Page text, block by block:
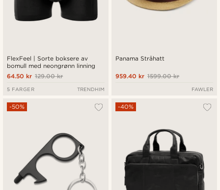
FlexFeel | Sorte boksere av
bomull med neongrønn linning
129.00 kr
64.50 kr
5 FARGER TRENDHIM
Panama Stråhatt
1599.00 kr
959.40 kr
FAWLER
-50% -40%